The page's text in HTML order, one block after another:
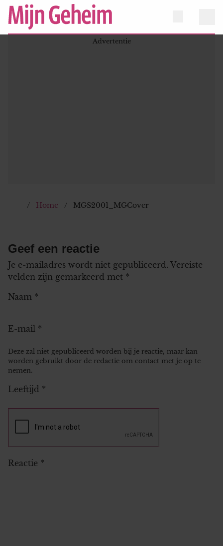
Home MGS2001_MGCover
Geef een reactie
Je e-mailadres wordt niet gepubliceerd. Vereiste
velden zijn gemarkeerd met *
Naam *
E-mail *
Deze zal niet gepubliceerd worden bij je reactie, maar kan
worden gebruikt door de redactie om contact met je op te
nemen.
Leeftijd *
Reactie *